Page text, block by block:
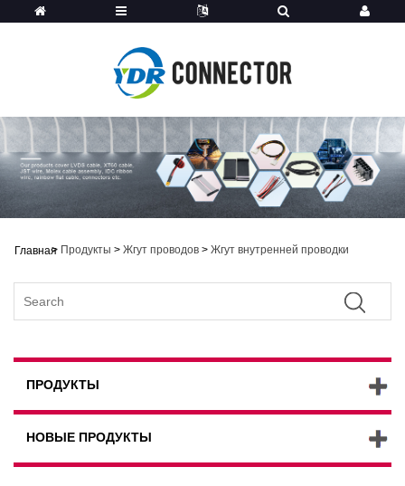
Главная
> Продукты > Жгут проводов > Жгут внутренней проводки
ПРОДУКТЫ
НОВЫЕ ПРОДУКТЫ